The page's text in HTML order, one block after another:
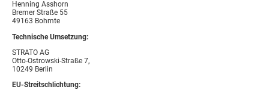
Henning Asshorn
Bremer Straße 55
49163 Bohmte
Technische Umsetzung:
STRATO AG
Otto-Ostrowski-Straße 7,
10249 Berlin
EU-Streitschlichtung: